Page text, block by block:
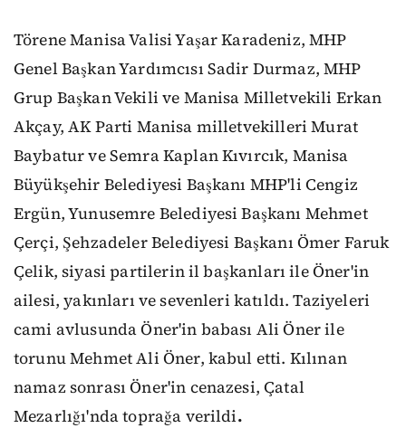
Törene Manisa Valisi Yaşar Karadeniz, MHP
Genel Başkan Yardımcısı Sadir Durmaz, MHP
Grup Başkan Vekili ve Manisa Milletvekili Erkan
Akçay, AK Parti Manisa milletvekilleri Murat
Baybatur ve Semra Kaplan Kıvırcık, Manisa
Büyükşehir Belediyesi Başkanı MHP'li Cengiz
Ergün, Yunusemre Belediyesi Başkanı Mehmet
Çerçi, Şehzadeler Belediyesi Başkanı Ömer Faruk
Çelik, siyasi partilerin il başkanları ile Öner'in
ailesi, yakınları ve sevenleri katıldı. Taziyeleri
cami avlusunda Öner'in babası Ali Öner ile
torunu Mehmet Ali Öner, kabul etti. Kılınan
namaz sonrası Öner'in cenazesi, Çatal
Mezarlığı'nda toprağa verildi.